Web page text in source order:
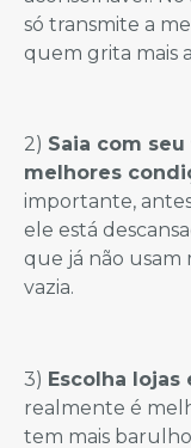
só transmite a
quem grita mais
2) Saia com
melhores
importante,
ele está
que já não usam
vazia.
3) Escolha
realmente é
tem mais